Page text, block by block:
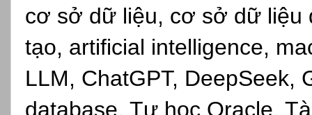
cơ sở dữ liệu, cơ sở dữ liệu
tạo, artificial intelligence,
LLM, ChatGPT, DeepSeek,
database, Tự học Oracle,